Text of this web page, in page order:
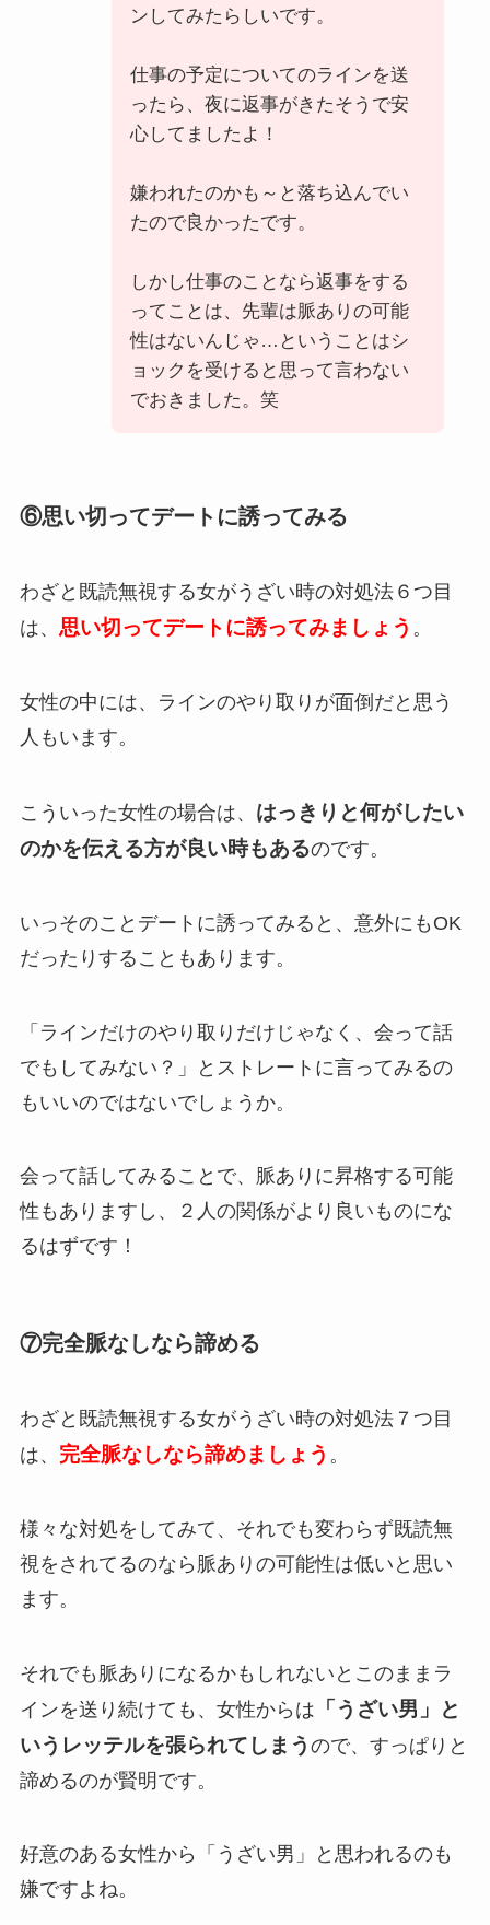
ンしてみたらしいです。
仕事の予定についてのラインを送
ったら、夜に返事がきたそうで安
心してましたよ！
嫌われたのかも～と落ち込んでい
たので良かったです。
しかし仕事のことなら返事をする
ってことは、先輩は脈ありの可能
性はないんじゃ…ということはシ
ョックを受けると思って言わない
でおきました。笑
⑥思い切ってデートに誘ってみる
わざと既読無視する女がうざい時の対処法６つ目
は、 思い切ってデートに誘ってみましょう 。
女性の中には、ラインのやり取りが面倒だと思う
人もいます。
こういった女性の場合は、 はっきりと何がしたい
のかを伝える方が良い時もあるのです。
いっそのことデートに誘ってみると、意外にもOK
だったりすることもあります。
「ラインだけのやり取りだけじゃなく、会って話
でもしてみない？」とストレートに言ってみるの
もいいのではないでしょうか。
会って話してみることで、脈ありに昇格する可能
性もありますし、２人の関係がより良いものにな
るはずです！
⑦完全脈なしなら諦める
わざと既読無視する女がうざい時の対処法７つ目
は、 完全脈なしなら諦めましょう 。
様々な対処をしてみて、それでも変わらず既読無
視をされてるのなら脈ありの可能性は低いと思い
ます。
それでも脈ありになるかもしれないとこのままラ
インを送り続けても、女性からは 「うざい男」と
いうレッテルを張られてしまう ので、すっぱりと
諦めるのが賢明です。
好意のある女性から「うざい男」と思われるのも
嫌ですよね。